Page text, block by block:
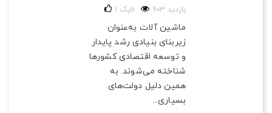
903 بازدید 1 لایک
ماشین آلات به‌عنوان
زیربنای بنیادی رشد پایدار
و توسعه اقتصادی کشورها
شناخته می‌شوند. به
همین دلیل دولت‌های
بسیاری...